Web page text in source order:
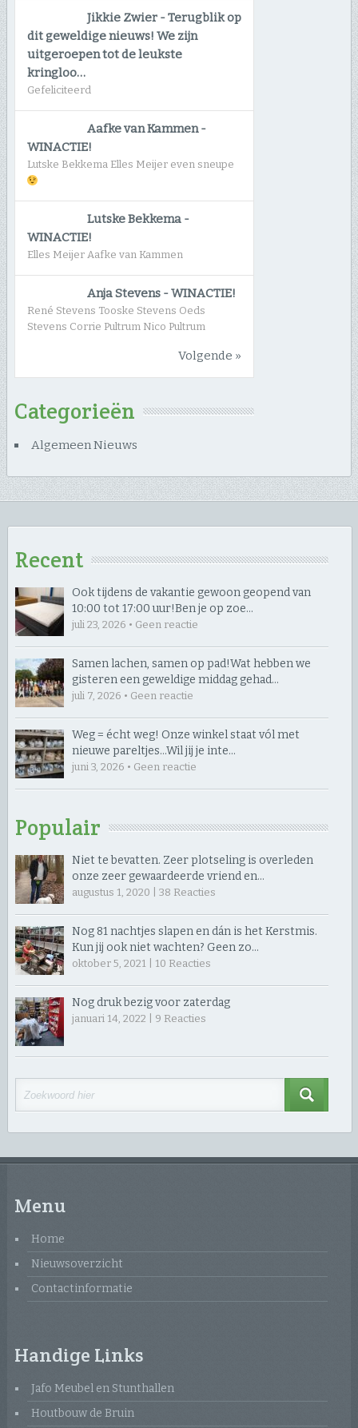
Jikkie Zwier -Terugblik op
dit geweldige nieuws! We zijn
uitgeroepen tot de leukste
kringloo…
Gefeliciteerd
Aafke van Kammen-
WINACTIE!
Lutske Bekkema Elles Meijer even sneupe
Lutske Bekkema -
WINACTIE!
Elles Meijer Aafke van Kammen
Anja Stevens -WINACTIE!
René Stevens Tooske Stevens Oeds
Stevens Corrie Pultrum Nico Pultrum
Volgende »
Categorieën
Algemeen Nieuws
Recent
Ook tijdens de vakantie gewoon geopend van
10:00 tot 17:00 uur! ​Ben je op zoe…
juli 23, 2026 • Geen reactie
Samen lachen, samen op pad! ​Wat hebben we
gisteren een geweldige middag gehad…
juli 7, 2026 • Geen reactie
Weg = écht weg! Onze winkel staat vól met
nieuwe pareltjes… ​Wil jij je inte…
juni 3, 2026 • Geen reactie
Populair
Niet te bevatten. Zeer plotseling is overleden
onze zeer gewaardeerde vriend en…
augustus 1, 2020 | 38 Reacties
Nog 81 nachtjes slapen en dán is het Kerstmis.
Kun jij ook niet wachten? Geen zo…
oktober 5, 2021 | 10 Reacties
Nog druk bezig voor zaterdag
januari 14, 2022 | 9 Reacties
Menu
Home
Nieuwsoverzicht
Contactinformatie
Handige Links
Jafo Meubel en Stunthallen
Houtbouw de Bruin